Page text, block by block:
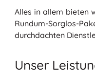
Alles in allem bieten
Rundum-
durchdachten
Unser